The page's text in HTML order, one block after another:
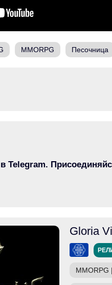
MMORPG Песочница
в Telegram.
Gloria
MMORPG |